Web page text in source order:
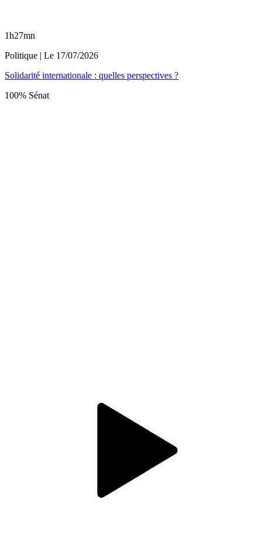
1h27mn
Politique | Le 17/07/2026
Solidarité internationale : quelles perspectives ?
100% Sénat